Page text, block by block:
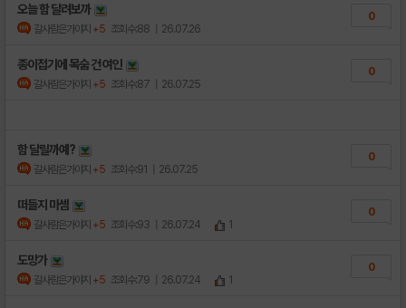
오늘 함 달려보까
갈사람은가야지 +5 조회수:88 | 26.07.26
0
종이접기에 목숨 건 여인
갈사람은가야지 +5 조회수:87 | 26.07.25
0
함 달릴까예?
갈사람은가야지 +5 조회수:91 | 26.07.25
0
떠들지 마셈
갈사람은가야지 +5 조회수:93 | 26.07.24 1
0
도망가
갈사람은가야지 +5 조회수:79 | 26.07.24 1
0